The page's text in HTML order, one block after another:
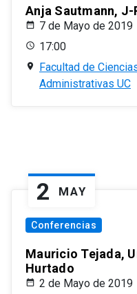
Anja Sautmann, J-
7 de Mayo de 2019
17:00
Facultad de
Administrativas UC
2 MAY
Conferencias
Mauricio Tejada,
Hurtado
2 de Mayo de 2019